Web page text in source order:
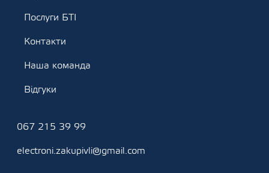
Послуги БТІ
Контакти
Наша команда
Відгуки
067 215 39 99
electroni.zakupivli@gmail.com